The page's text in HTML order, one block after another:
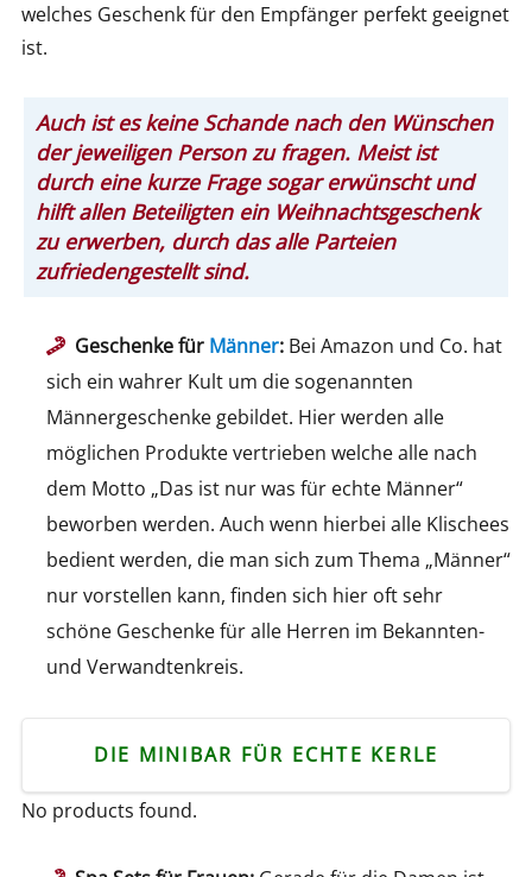
welches Geschenk für den Empfänger perfekt geeignet
ist.
Auch ist es keine Schande nach den Wünschen
der jeweiligen Person zu fragen. Meist ist
durch eine kurze Frage sogar erwünscht und
hilft allen Beteiligten ein Weihnachtsgeschenk
zu erwerben, durch das alle Parteien
zufriedengestellt sind.
Geschenke für Männer: Bei Amazon und Co. hat
sich ein wahrer Kult um die sogenannten
Männergeschenke gebildet. Hier werden alle
möglichen Produkte vertrieben welche alle nach
dem Motto „Das ist nur was für echte Männer“
beworben werden. Auch wenn hierbei alle Klischees
bedient werden, die man sich zum Thema „Männer“
nur vorstellen kann, finden sich hier oft sehr
schöne Geschenke für alle Herren im Bekannten-
und Verwandtenkreis.
DIE MINIBAR FÜR ECHTE KERLE
No products found.